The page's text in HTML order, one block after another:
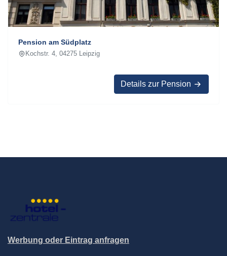
Pension am Südplatz
Kochstr. 4, 04275 Leipzig
Details zur Pension
Werbung oder Eintrag anfragen